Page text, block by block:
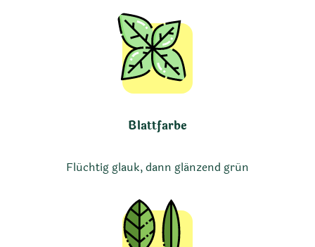
Blattfarbe
Flüchtig glauk, dann glänzend grün